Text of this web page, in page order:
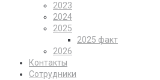
2023
2024
2025
2025 факт
2026
Контакты
Сотрудники